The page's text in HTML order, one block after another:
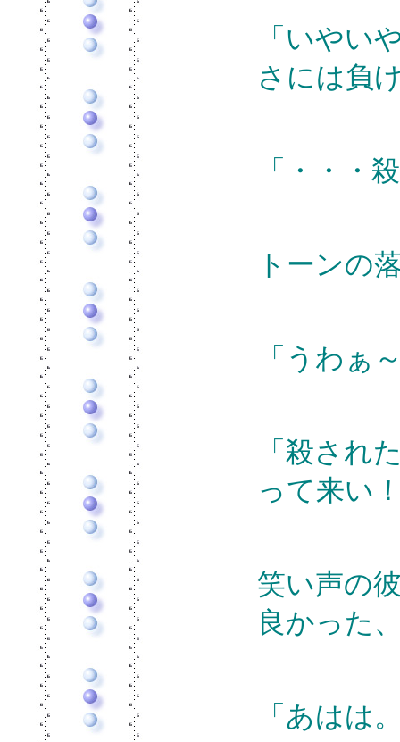
「いやい
さには負
「・・・
トーンの
「うわぁ
「殺され
って来い
笑い声の
良かった
「あはは